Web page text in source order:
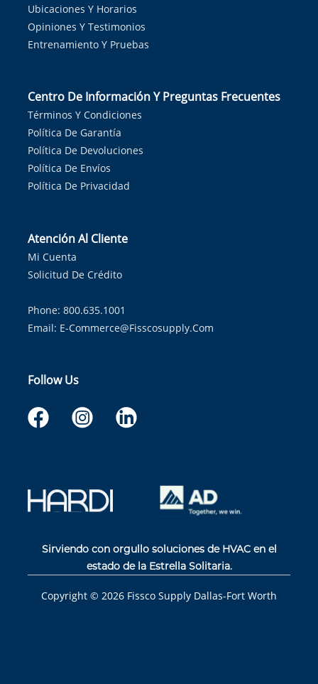
Ubicaciones Y Horarios
Opiniones Y Testimonios
Entrenamiento Y Pruebas
Centro De Información Y Preguntas Frecuentes
Términos Y Condiciones
Política De Garantía
Política De Devoluciones
Política De Envíos
Política De Privacidad
Atención Al Cliente
Mi Cuenta
Solicitud De Crédito
Phone: 800.635.1001
Email: E-Commerce@fisscosupply.com
Follow Us
Sirviendo con orgullo soluciones de HVAC en el
estado de la Estrella Solitaria.
Copyright © 2026 Fissco Supply Dallas-Fort Worth